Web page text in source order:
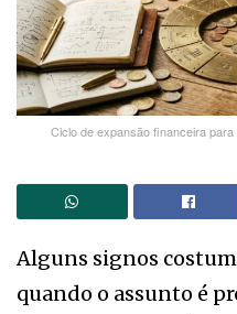
Ciclo de expansão financeira
Alguns signos
quando o assunto é